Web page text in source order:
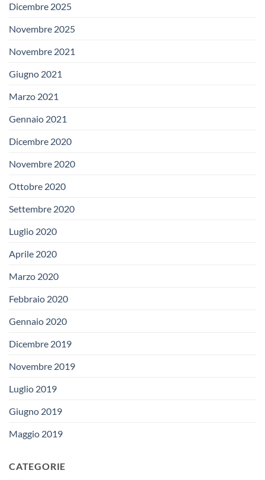
Dicembre 2025
Novembre 2025
Novembre 2021
Giugno 2021
Marzo 2021
Gennaio 2021
Dicembre 2020
Novembre 2020
Ottobre 2020
Settembre 2020
Luglio 2020
Aprile 2020
Marzo 2020
Febbraio 2020
Gennaio 2020
Dicembre 2019
Novembre 2019
Luglio 2019
Giugno 2019
Maggio 2019
CATEGORIE